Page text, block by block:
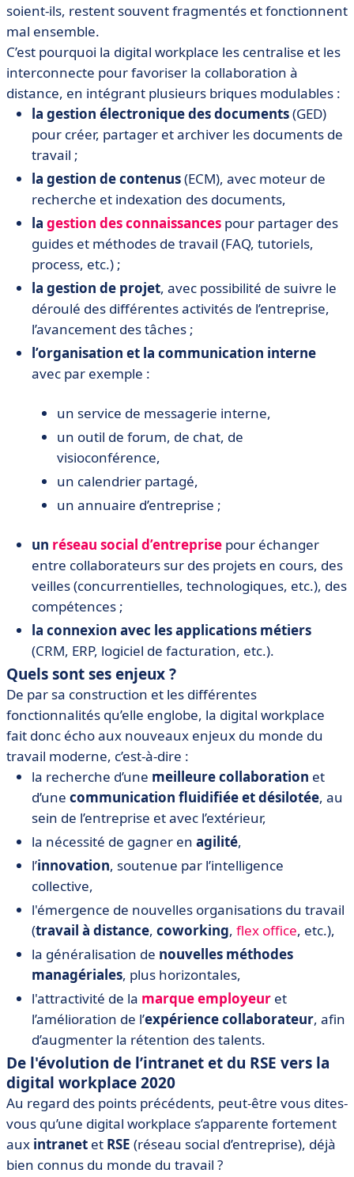
soient-ils, restent souvent fragmentés et fonctionnent
mal ensemble.
C’est pourquoi la digital workplace les centralise et les
interconnecte pour favoriser la collaboration à
distance, en intégrant plusieurs briques modulables :
la gestion électronique des documents(GED)
pour créer, partager et archiver les documents de
travail ;
la gestion de contenus(ECM), avec moteur de
recherche et indexation des documents,
la gestion des connaissances pour partager des
guides et méthodes de travail (FAQ, tutoriels,
process, etc.) ;
la gestion de projet, avec possibilité de suivre le
déroulé des différentes activités de l’entreprise,
l’avancement des tâches ;
l’organisation et la communication interne
avec par exemple :
un service de messagerie interne,
un outil de forum, de chat, de
visioconférence,
un calendrier partagé,
un annuaire d’entreprise ;
un réseau social d’entreprise pour échanger
entre collaborateurs sur des projets en cours, des
veilles (concurrentielles, technologiques, etc.), des
compétences ;
la connexion avec les applications métiers
(CRM, ERP, logiciel de facturation, etc.).
Quels sont ses enjeux ?
De par sa construction et les différentes
fonctionnalités qu’elle englobe, la digital workplace
fait donc écho aux nouveaux enjeux du monde du
travail moderne, c’est-à-dire :
la recherche d’une meilleure collaboration et
d’une communication fluidifiée et désilotée, au
sein de l’entreprise et avec l’extérieur,
la nécessité de gagner en agilité,
l’innovation, soutenue par l’intelligence
collective,
l'émergence de nouvelles organisations du travail
(travail à distance, coworking, flex office, etc.),
la généralisation de nouvelles méthodes
managériales, plus horizontales,
l'attractivité de la marque employeur et
l’amélioration de l’expérience collaborateur, afin
d’augmenter la rétention des talents.
De l'évolution de l’intranet et du RSE vers la
digital workplace 2020
Au regard des points précédents, peut-être vous dites-
vous qu’une digital workplace s’apparente fortement
aux intranet et RSE (réseau social d’entreprise), déjà
bien connus du monde du travail ?